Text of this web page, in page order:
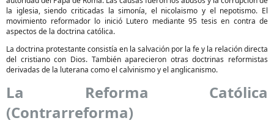
la iglesia, siendo criticadas la simonía, el nicolaismo y el nepotismo. El
movimiento reformador lo inició Lutero mediante 95 tesis en contra de
aspectos de la doctrina católica.
La doctrina protestante consistía en la salvación por la fe y la relación directa
del cristiano con Dios. También aparecieron otras doctrinas reformistas
derivadas de la luterana como el calvinismo y el anglicanismo.
La Reforma Católica
(Contrarreforma)